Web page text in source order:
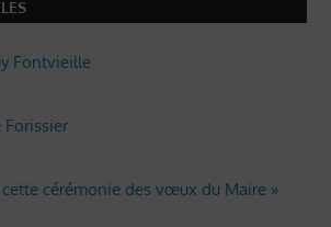
Fontvieille
cérémonie des vœux du Maire »